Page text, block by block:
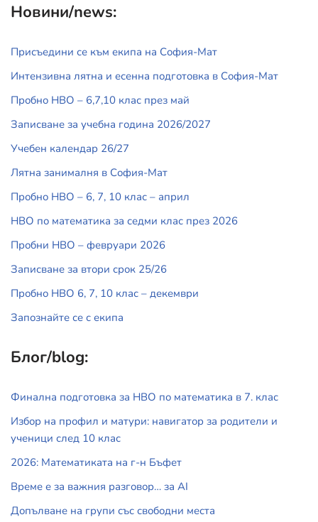
Новини/news:
Присъедини се към екипа на София-Мат
Интензивна лятна и есенна подготовка в София-Мат
Пробно НВО – 6,7,10 клас през май
Записване за учебна година 2026/2027
Учебен календар 26/27
Лятна занималня в София-Мат
Пробно НВО – 6, 7, 10 клас – април
НВО по математика за седми клас през 2026
Пробни НВО – февруари 2026
Записване за втори срок 25/26
Пробно НВО 6, 7, 10 клас – декември
Запознайте се с екипа
Блог/blog:
Финална подготовка за НВО по математика в 7. клас
Избор на профил и матури: навигатор за родители и
ученици след 10 клас
2026: Математиката на г-н Бъфет
Време е за важния разговор… за АI
Допълване на групи със свободни места